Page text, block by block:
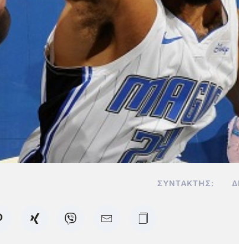
ΣΥΝΤΆΚΤΗΣ: